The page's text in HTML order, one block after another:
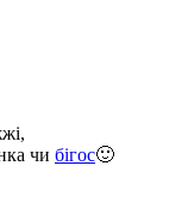
чи бігос🙂